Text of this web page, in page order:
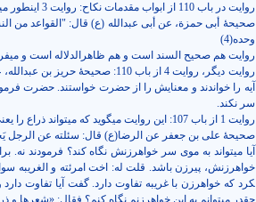
روایت در باب 110 از ابواب مقدمات نکاح: روایت 3 اینطور می­فرماید:
وحده(4 (
روایت هم صحیح السند است و هم ظاهرالدلاله است و
روایت دیگر، روایت 4 از باب 110:
آیه را خواندند و معنایش را از حضرت خواستند. حضرت
سر نکند.
روایت 1 از باب 107: این روایت می­گوید که می­تواند ذراع را یعنی تا آرنج را نپوشاند.
صحيحۀ علی بن جعفر عن الرضا(ع) قال: سئلته عن الرجل
آیا می­تواند به موی سر خواهرزنش نگاه کند؟ فرمودند نه.
خواهرزنش، پیرزن باشد. قلت له: اخت امرئته و الغريبه
کرد که خواهرزن با غریبه تفاوت دارد. گفت آیا تفاوت
چقدر می­توانم به این خواهرزنم نگاه کنم؟ فقال: «شعرها